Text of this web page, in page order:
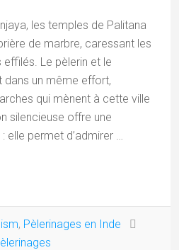
les temples de Palitana
de marbre, caressant les
Le pèlerin et le
dans un même effort,
qui mènent à cette ville
silencieuse offre une
elle permet d’admirer …
, Pèlerinages en Inde